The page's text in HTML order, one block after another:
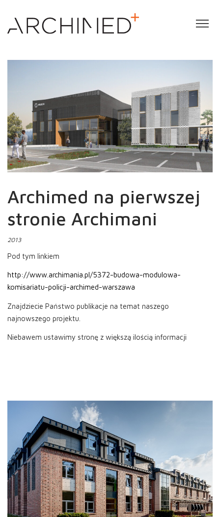
Archimed na pierwszej
stronie Archimani
2013
Pod tym linkiem
http://www.archimania.pl/5372-budowa-modulowa-
komisariatu-policji-archimed-warszawa
Znajdziecie Państwo publikacje na temat naszego
najnowszego projektu.
Niebawem ustawimy stronę z większą ilością informacji